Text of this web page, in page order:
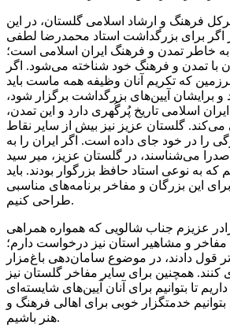
فرهنگ و ارشاد اسلامی گلستان، در این
برای بزرگداشت استاد محمدرضا لطفی
به خاطر تمدن و فرهنگ ایران اسلامی است؛
با تمدن و فرهنگ خود شناخته می‌شود. اگر
که تکریم آنان وظیفه همه ماست باید
و برایشان آیین‌های بزرگداشت برگزار شود،
اسلامی تاریخ پُرگُهری دارد و این تمدن،
می‌کند. گلستان عزیز نیز بیش از سایر نقاط
را در خود جای داده است. اگر ایران را به
می‌شناسند، در گلستان عزیز، میر سید
به نوعی استاد حافظ بزرگوار بودند. باید
برای این بزرگان و مفاخر برنامه‌های مناسبی
طراحی کنیم.
برادر عزیزم جناب شالویی که همواره همراهی
مفاخر و مشاهیر استان نیز درخواست دارم؛
قول دادند، در موضوع سامان‌دهی باغ‌مزار
کنند. همچنین برای سایر مفاخر گلستان نیز
تا بتوانیم برای آنان آیین‌های شایسته‌ای
بتوانیم خدمتگزار خوبی برای اهالی فرهنگ و
هنر باشیم.